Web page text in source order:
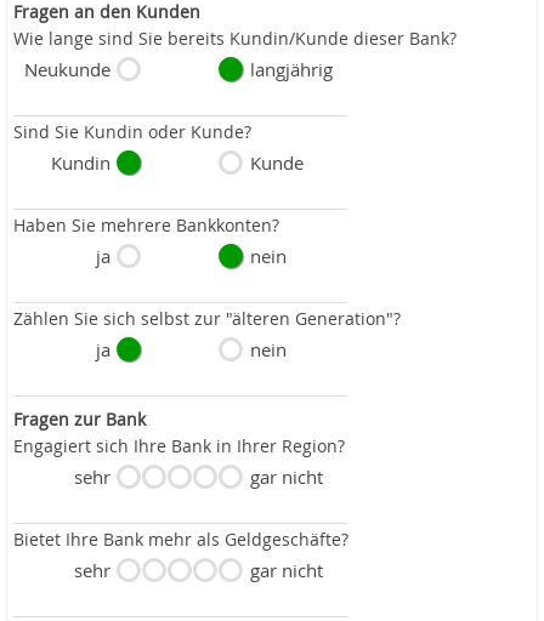
Fragen an den Kunden
Wie lange sind Sie bereits Kundin/Kunde dieser Bank?
Neukunde langjährig
Sind Sie Kundin oder Kunde?
Kundin Kunde
Haben Sie mehrere Bankkonten?
ja nein
Zählen Sie sich selbst zur "älteren Generation"?
ja nein
Fragen zur Bank
Engagiert sich Ihre Bank in Ihrer Region?
sehr gar nicht
Bietet Ihre Bank mehr als Geldgeschäfte?
sehr gar nicht